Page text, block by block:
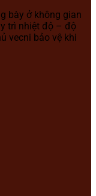
bày ở không gian
trì nhiệt độ – độ
vecni bảo vệ khi